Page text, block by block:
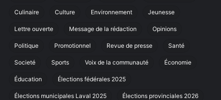
marche
à
Laval
Culinaire Culture Environnement Jeunesse
Lettre ouverte Message de la rédaction Opinions
Politique Promotionnel Revue de presse Santé
Societé Sports Voix de la communauté Économie
Éducation Élections fédérales 2025
Élections municipales Laval 2025 Élections provinciales 2026